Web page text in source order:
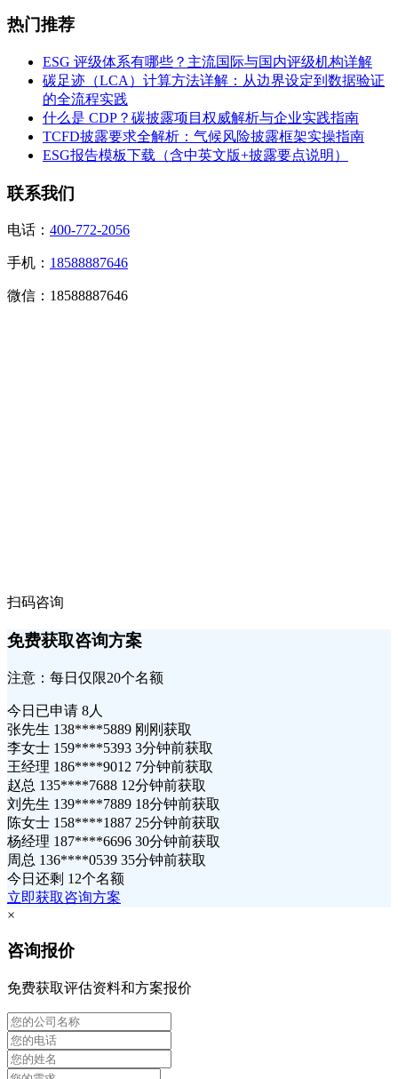
热门推荐
ESG 评级体系有哪些？主流国际与国内评级机构详解
碳足迹（LCA）计算方法详解：从边界设定到数据验证
的全流程实践
什么是 CDP？碳披露项目权威解析与企业实践指南
TCFD披露要求全解析：气候风险披露框架实操指南
ESG报告模板下载（含中英文版+披露要点说明）
联系我们
电话： 400-772-2056
手机： 18588887646
微信：18588887646
扫码咨询
免费获取咨询方案
注意：每日仅限20个名额
今日已申请 8人
张先生 138****5889 刚刚获取
李女士 159****5393 3分钟前获取
王经理 186****9012 7分钟前获取
赵总 135****7688 12分钟前获取
刘先生 139****7889 18分钟前获取
陈女士 158****1887 25分钟前获取
杨经理 187****6696 30分钟前获取
周总 136****0539 35分钟前获取
今日还剩 12个名额
立即获取咨询方案
×
咨询报价
免费获取评估资料和方案报价